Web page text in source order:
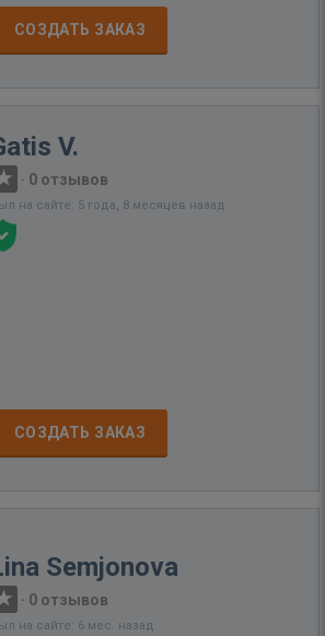
СОЗДАТЬ ЗАКАЗ
V.
· 0 отзывов
на сайте: 5 года, 8 месяцев назад
СОЗДАТЬ ЗАКАЗ
Semjonova
· 0 отзывов
на сайте: 6 мес. назад